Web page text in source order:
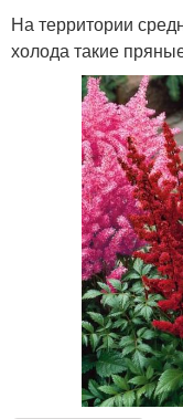
На территории
холода такие